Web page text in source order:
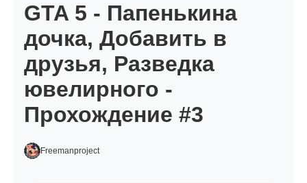
GTA 5 - Папенькина
дочка, Добавить в
друзья, Разведка
ювелирного -
Прохождение #3
Freemanproject